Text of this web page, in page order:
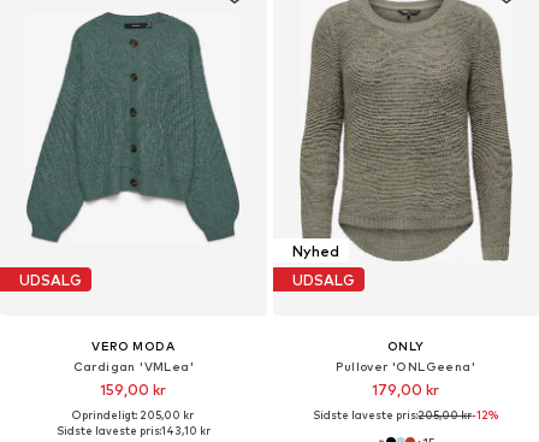
UDSALG
VERO MODA
Cardigan 'VMLea'
159,00 kr
Oprindeligt: 205,00 kr
Sidste laveste pris:143,10 kr
Nyhed
UDSALG
ONLY
Pullover 'ONLGeena'
179,00 kr
Sidste laveste pris:205,00 kr-12%